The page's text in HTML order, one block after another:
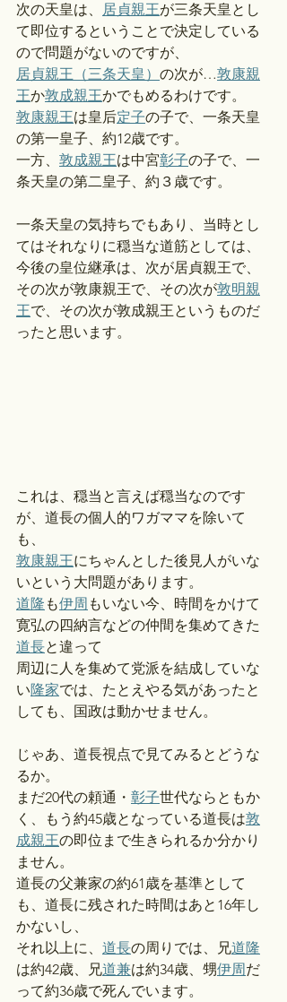
次の天皇は、
居貞親王が三条天皇とし
て即位するということで決定している
ので問題がないのですが、
居貞親王（三条天皇） の次が…敦康親
王か敦成親王かでもめるわけです。
敦康親王は皇后定子の子で、一条天皇
の第一皇子、約12歳です。
一方、 敦成親王は中宮彰子の子で、一
条天皇の第二皇子、約３歳です。
一条天皇の気持ちでもあり、当時とし
てはそれなりに穏当な道筋としては、
今後の皇位継承は、次が居貞親王で、
その次が敦康親王で、その次が敦明親
王で、その次が敦成親王というものだ
ったと思います。
これは、穏当と言えば穏当なのです
が、道長の個人的ワガママを除いて
も、
敦康親王にちゃんとした後見人がいな
いという大問題があります。
道隆 も伊周 もいない今、時間をかけて
寛弘の四納言などの仲間を集めてきた
道長と違って
周辺に人を集めて党派を結成していな
い隆家では、たとえやる気があったと
しても、国政は動かせません。
じゃあ、道長視点で見てみるとどうな
るか。
まだ20代の頼通・ 彰子世代ならともか
く、もう約45歳となっている道長は敦
成親王の即位まで生きられるか分かり
ません。
道長の父兼家の約61歳を基準として
も、道長に残された時間はあと16年し
かないし、
それ以上に、 道長の周りでは、兄道隆
は約42歳、兄道兼は約34歳、甥伊周 だ
って約36歳で死んでいます。